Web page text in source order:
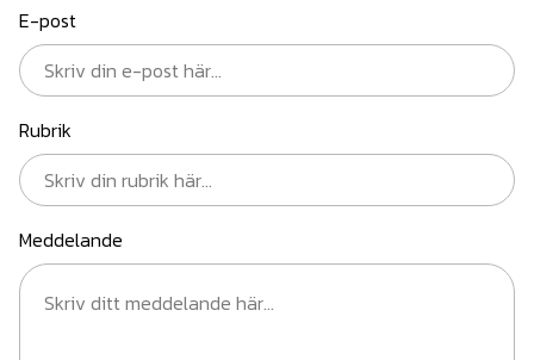
E-post
Rubrik
Meddelande